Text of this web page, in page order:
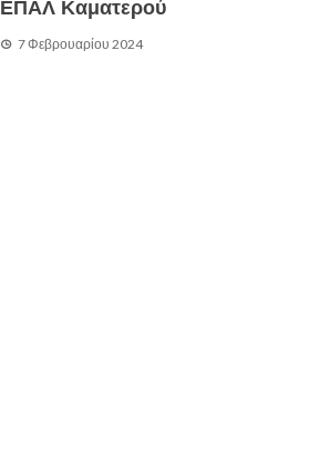
ΕΠΑΛ Καματερού
7 Φεβρουαρίου 2024